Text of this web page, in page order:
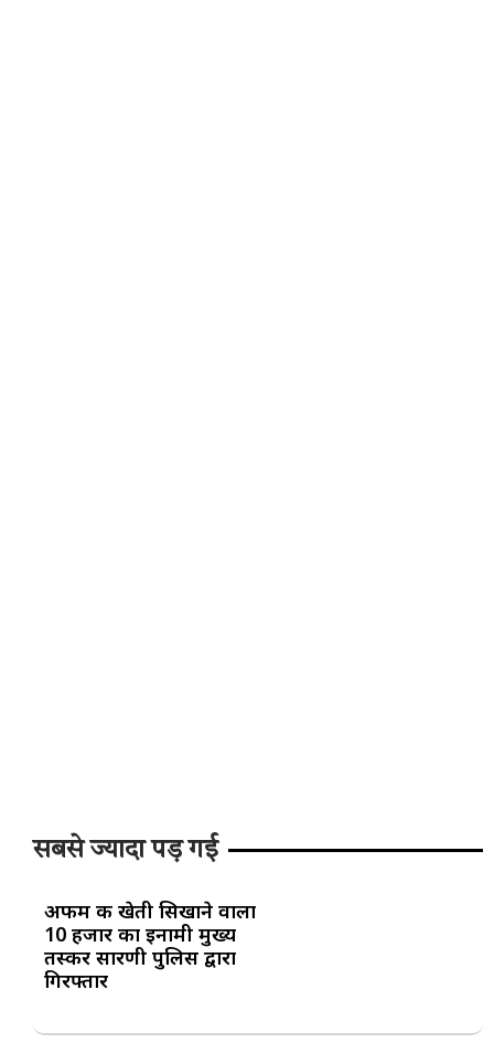
सबसे ज्यादा पड़ गई
अफीम की खेती सिखाने वाला
10 हजार का इनामी मुख्य
तस्कर सारणी पुलिस द्वारा
गिरफ्तार